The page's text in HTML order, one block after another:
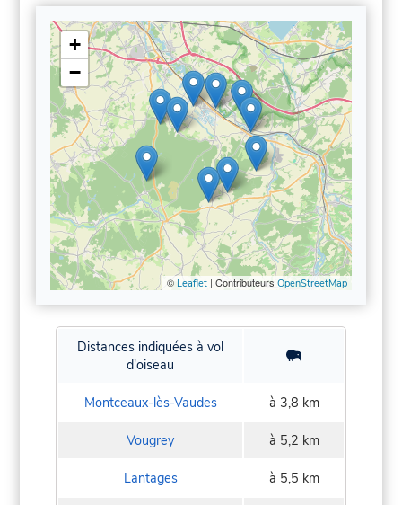
+
−
© Leaflet| Contributeurs OpenStreetMap
Distances indiquées à vol
d'oiseau
Montceaux-lès-Vaudes à 3,8 km
Vougrey à 5,2 km
Lantages à 5,5 km